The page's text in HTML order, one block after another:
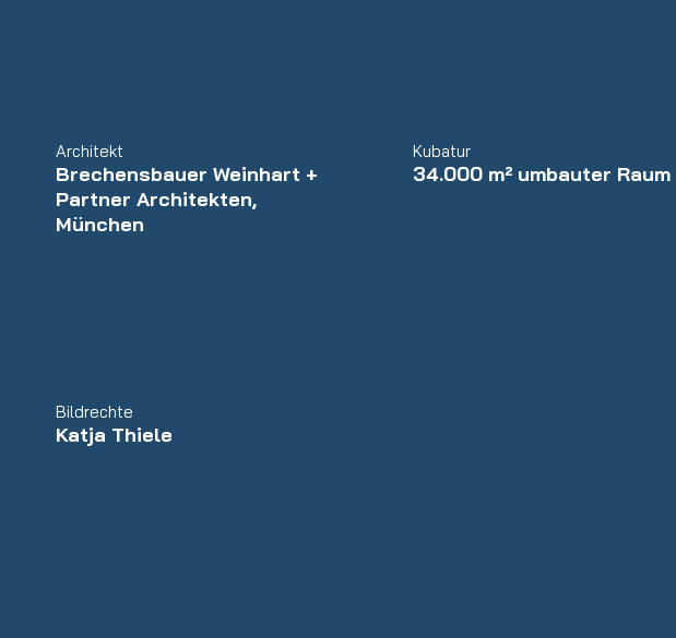
Architekt
Brechensbauer Weinhart +
Partner Architekten,
München
Kubatur
34.000 m² umbauter Raum
Bildrechte
Katja Thiele